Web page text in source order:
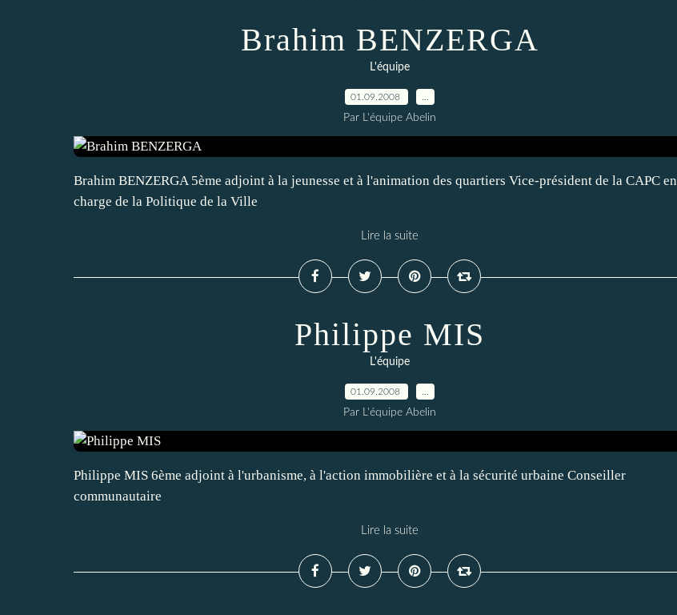
Brahim BENZERGA
L'équipe
01.09.2008
Par L'équipe Abelin
Brahim BENZERGA 5ème adjoint à la jeunesse et à l'animation des quartiers Vice-président de la CAPC en
charge de la Politique de la Ville
Lire la suite
Philippe MIS
L'équipe
01.09.2008
Par L'équipe Abelin
Philippe MIS 6ème adjoint à l'urbanisme, à l'action immobilière et à la sécurité urbaine Conseiller
communautaire
Lire la suite